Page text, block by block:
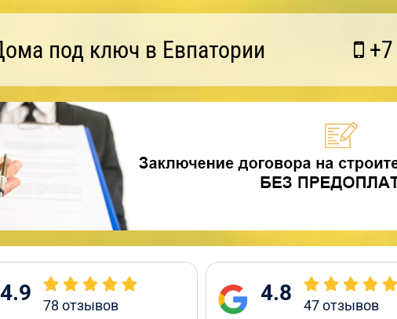
под ключ в Евпатории
4.9 78 отзывов 4.8 47отзывов